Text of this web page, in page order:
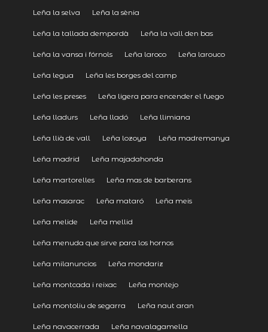
Leña la selva Leña la sènia
Leña la tallada dempordà Leña la vall den bas
Leña la vansa i fórnols Leña laroco Leña larouco
Leña legua Leña les borges del camp
Leña les preses Leña ligera para encender el fuego
Leña lladurs Leña lladó Leña llimiana
Leña llià de vall Leña lozoya Leña madremanya
Leña madrid Leña majadahonda
Leña martorelles Leña mas de barberans
Leña masarac Leña mataró Leña meis
Leña melide Leña mellid
Leña menuda que sirve para los hornos
Leña milanuncios Leña mondariz
Leña montcada i reixac Leña montejo
Leña montoliu de segarra Leña naut aran
Leña navacerrada Leña navalagamella